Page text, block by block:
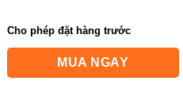
Cho phép đặt hàng trước
MUA NGAY